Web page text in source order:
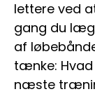
lettere ved
gang du
af
tænke:
næste